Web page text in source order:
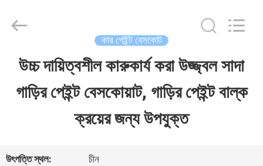
বাড়ি
ভিডিও
Chemical
Reserved.
কার পেইন্ট বেসকোট
উচ্চ দায়িত্বশীল কারুকার্য করা উজ্জ্বল সাদা
গাড়ির পেইন্ট বেসকোয়াট, গাড়ির পেইন্ট বাল্ক
ক্রয়ের জন্য উপযুক্ত
উৎপত্তি স্থল: চীন